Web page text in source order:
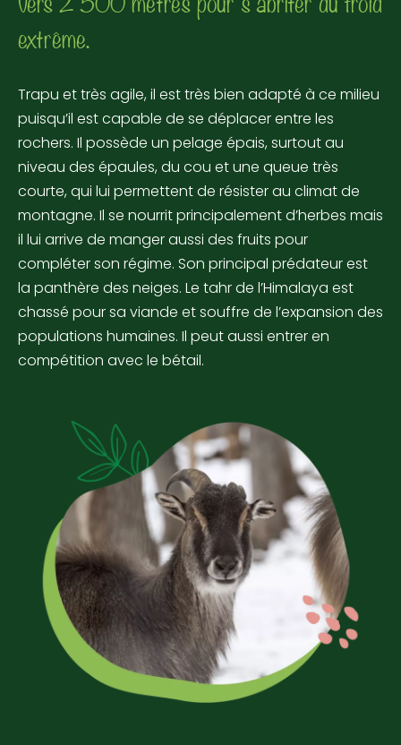
extrême.
Trapu et très agile, il est très bien adapté à ce milieu
puisqu’il est capable de se déplacer entre les
rochers. Il possède un pelage épais, surtout au
niveau des épaules, du cou et une queue très
courte, qui lui permettent de résister au climat de
montagne. Il se nourrit principalement d’herbes mais
il lui arrive de manger aussi des fruits pour
compléter son régime. Son principal prédateur est
la panthère des neiges. Le tahr de l’Himalaya est
chassé pour sa viande et souffre de l’expansion des
populations humaines. Il peut aussi entrer en
compétition avec le bétail.